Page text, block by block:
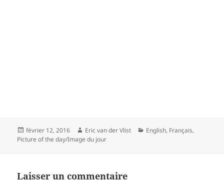
Posted
on
février 12, 2016 Author
Eric van der Vlist Categories
English, Français,
Picture of the day/Image du jour
Laisser un commentaire